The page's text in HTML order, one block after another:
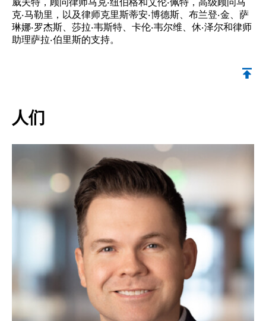
克·马勒里，以及律师克里斯蒂安·博德斯、布兰登·金、萨
琳娜·罗杰斯、莎拉·韦斯特、卡伦·韦尔维、休·泽尔和律师
助理萨拉·伯里斯的支持。
人们